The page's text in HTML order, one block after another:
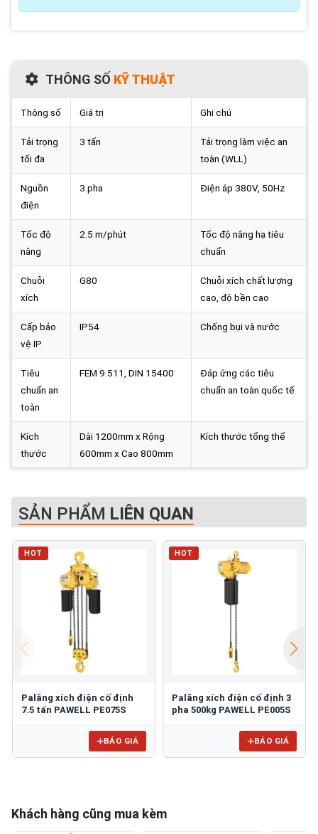
THÔNG SỐ KỸ THUẬT
Thông số Giá trị Ghi chú
Tải trọng
tối đa
3 tấn
Tải trọng làm việc an
toàn (WLL)
Nguồn
điện
3 pha Điện áp 380V, 50Hz
Tốc độ
nâng
2.5 m/phút
Tốc độ nâng hạ tiêu
chuẩn
Chuỗi
xích
G80
Chuỗi xích chất lượng
cao, độ bền cao
Cấp bảo
vệ IP
IP54 Chống bụi và nước
Tiêu
chuẩn an
toàn
FEM 9.511, DIN 15400
Đáp ứng các tiêu
chuẩn an toàn quốc tế
Kích
thước
Dài 1200mm x Rộng
600mm x Cao 800mm
Kích thước tổng thể
SẢN PHẨM LIÊN QUAN
HOT
Palăng xích điện cố định
7.5 tấn PAWELL PE075S
BÁO GIÁ
HOT
Palăng xích điện cố định 3
pha 500kg PAWELL PE005S
BÁO GIÁ
Khách hàng cũng mua kèm